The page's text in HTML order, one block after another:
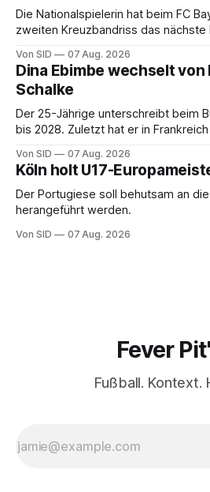
Die Nationalspielerin hat beim FC
zweiten Kreuzbandriss das nächste
Von SID 07 Aug. 2026
Dina Ebimbe wechselt
Schalke
Der 25-Jährige unterschreibt beim
bis 2028. Zuletzt hat er in
Von SID 07 Aug. 2026
Köln holt U17-
Der Portugiese soll behutsam an
herangeführt werden.
Von SID 07 Aug. 2026
Fever
Fußball. Kontext.